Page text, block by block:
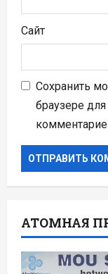
Сайт
Сохранить
браузере
АТОМНАЯ